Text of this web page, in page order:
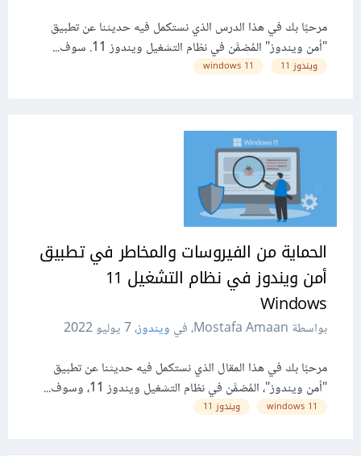
مرحبًا بك في هذا الدرس الذي نستكمل فيه حديثنا عن تطبيق
"أمن ويندوز" المُضمَّن في نظام التشغيل ويندوز 11. سوف...
ويندوز 11 11 windows
الحماية من الفيروسات والمخاطر في تطبيق
أمن ويندوز في نظام التشغيل 11
Windows
بواسطة Mostafa Amaan، في ويندوز،7 يوليو 2022
مرحبًا بك في هذا المقال الذي نستكمل فيه حديثنا عن تطبيق
"أمن ويندوز"، المُضمَّن في نظام التشغيل ويندوز 11، وسوف...
11 windows ويندوز 11